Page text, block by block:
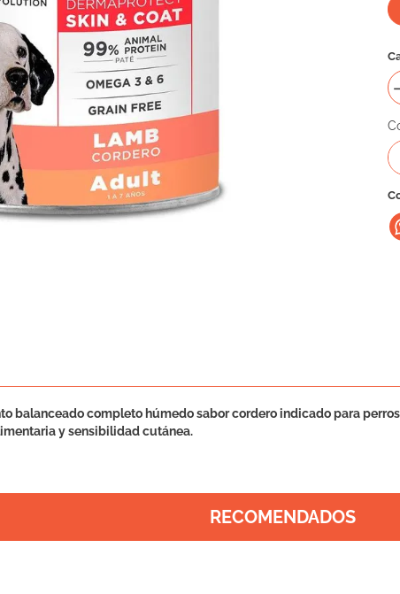
－
balanceado completo húmedo sabor cordero indicado para
y sensibilidad cutánea.
RECOMENDADOS